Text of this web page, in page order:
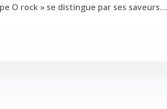
O rock » se distingue par ses saveurs…